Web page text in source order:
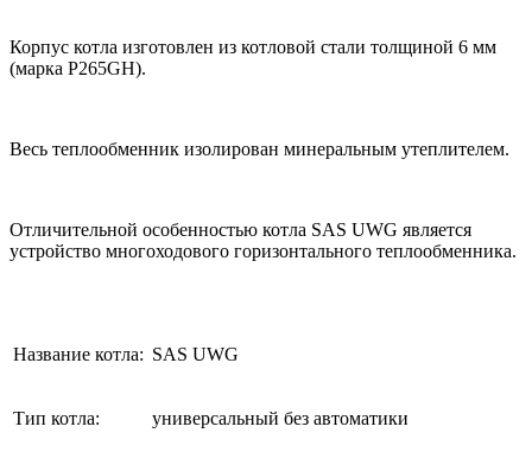
Корпус котла изготовлен из котловой стали толщиной 6 мм
(марка P265GH).
Весь теплообменник изолирован минеральным утеплителем.
Отличительной особенностью котла SAS UWG является
устройство многоходового горизонтального теплообменника.
Название котла: SAS UWG
Тип котла: универсальный без автоматики